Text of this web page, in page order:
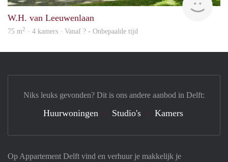
W.H. van Leeuwenlaan
75 m2 · 4 kamers · Vanaf ? - Onbepaalde tijd
Op Appartement Delft vind en verhuur je makkelijk je
Niks leuks gevonden? Dit is ons andere aanbod in Delft:
Huurwoningen Studio's Kamers